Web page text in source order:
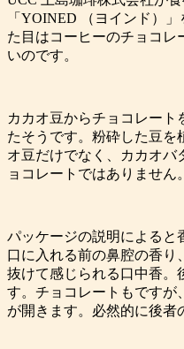
「YOINED （ヨインド）
た目はコーヒーのチョコレ
いのです。
カカオ豆からチョコレー
たそうです。粉砕した豆を
オ豆だけでなく、カカオバ
ョコレートではありません
パッケージの説明によると
口に入れる前の鼻腔の香り
抜けて感じられる口中香。
す。チョコレートもですが
が開きます。必然的に後者